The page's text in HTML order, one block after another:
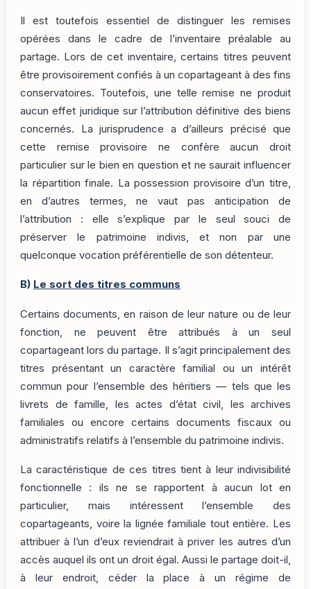
Il est toutefois essentiel de distinguer les remises
opérées dans le cadre de l’inventaire préalable au
partage. Lors de cet inventaire, certains titres peuvent
être provisoirement confiés à un copartageant à des fins
conservatoires. Toutefois, une telle remise ne produit
aucun effet juridique sur l’attribution définitive des biens
concernés. La jurisprudence a d’ailleurs précisé que
cette remise provisoire ne confère aucun droit
particulier sur le bien en question et ne saurait influencer
la répartition finale. La possession provisoire d’un titre,
en d’autres termes, ne vaut pas anticipation de
l’attribution : elle s’explique par le seul souci de
préserver le patrimoine indivis, et non par une
quelconque vocation préférentielle de son détenteur.
B) Le sort des titres communs
Certains documents, en raison de leur nature ou de leur
fonction, ne peuvent être attribués à un seul
copartageant lors du partage. Il s’agit principalement des
titres présentant un caractère familial ou un intérêt
commun pour l’ensemble des héritiers — tels que les
livrets de famille, les actes d’état civil, les archives
familiales ou encore certains documents fiscaux ou
administratifs relatifs à l’ensemble du patrimoine indivis.
La caractéristique de ces titres tient à leur indivisibilité
fonctionnelle : ils ne se rapportent à aucun lot en
particulier, mais intéressent l’ensemble des
copartageants, voire la lignée familiale tout entière. Les
attribuer à l’un d’eux reviendrait à priver les autres d’un
accès auquel ils ont un droit égal. Aussi le partage doit-il,
à leur endroit, céder la place à un régime de